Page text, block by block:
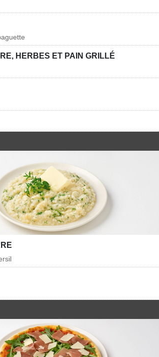
HERBES ET PAIN GRILLÉ